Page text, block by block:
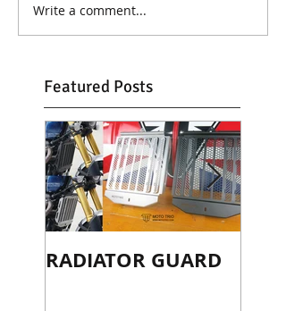
Write a comment...
Featured Posts
RADIATOR GUARD